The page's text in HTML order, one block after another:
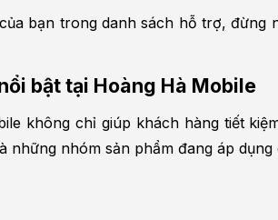
bạn trong danh sách hỗ trợ,
bật tại Hoàng Hà Mobile
không chỉ giúp khách hàng tiết
những nhóm sản phẩm đang áp